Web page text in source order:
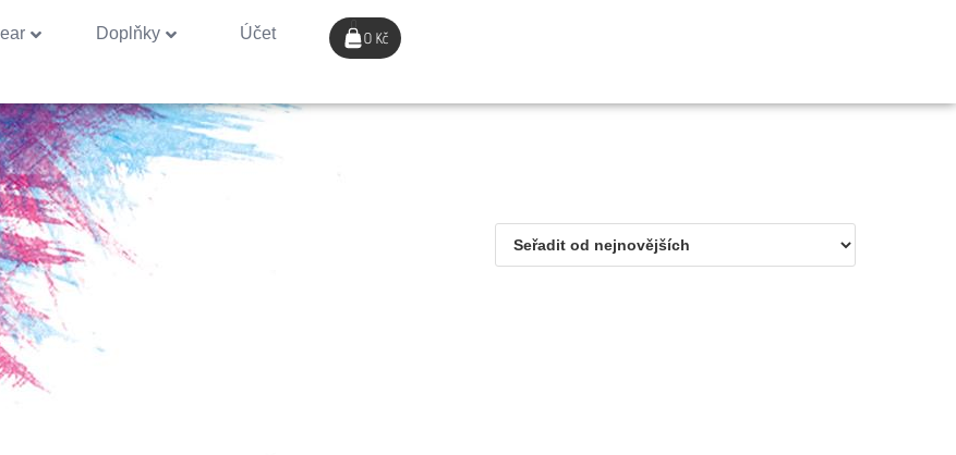
Doplňky Účet 0 Kč